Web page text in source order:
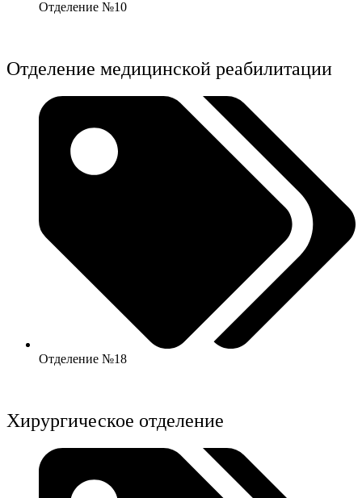
Отделение №10
Отделение медицинской реабилитации
Отделение №18
Хирургическое отделение